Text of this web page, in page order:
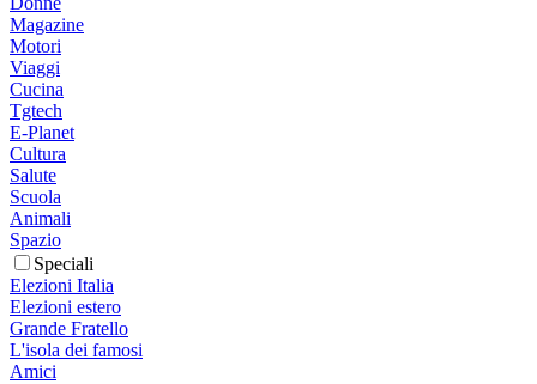
Magazine
Motori
Viaggi
Cucina
Tgtech
E-Planet
Cultura
Salute
Scuola
Animali
Spazio
Speciali
Elezioni Italia
Elezioni estero
Grande Fratello
L'isola dei famosi
Amici